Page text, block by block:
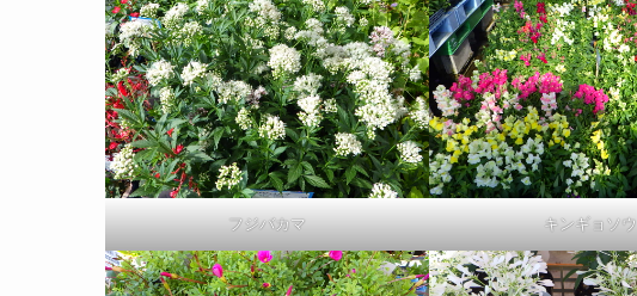
フジバカマ キンギョソウ